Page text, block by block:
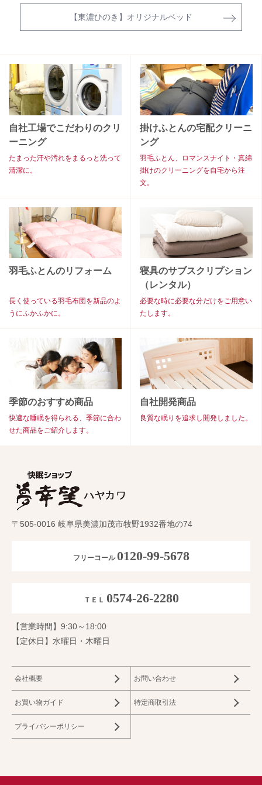
【東濃ひのき】オリジナルベッド
自社工場でこだわりのクリ
ーニング
たまった汗や汚れをまるっと洗って
清潔に。
掛けふとんの宅配クリーニ
ング
羽毛ふとん、ロマンスナイト・真綿
掛けのクリーニングを自宅から注
文。
羽毛ふとんのリフォーム
長く使っている羽毛布団を新品のよ
うにふかふかに。
寝具のサブスクリプション
（レンタル）
必要な時に必要な分だけをご用意い
たします。
季節のおすすめ商品
快適な睡眠を得られる、季節に合わ
せた商品をご紹介します。
自社開発商品
良質な眠りを追求し開発しました。
〒505-0016 岐阜県美濃加茂市牧野1932番地の74
フリーコール0120-99-5678
ＴＥＬ 0574-26-2280
【営業時間】9:30～18:00
【定休日】水曜日・木曜日
会社概要 お問い合わせ
お買い物ガイド 特定商取引法
プライバシーポリシー